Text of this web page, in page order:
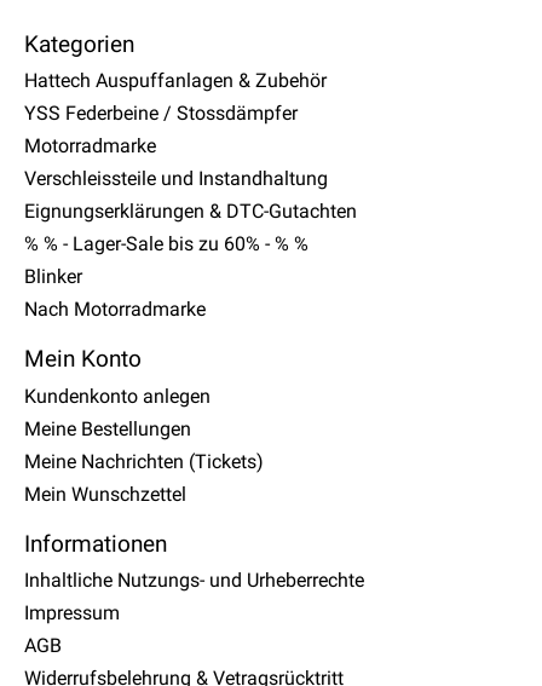
Kategorien
Hattech Auspuffanlagen & Zubehör
YSS Federbeine / Stossdämpfer
Motorradmarke
Verschleissteile und Instandhaltung
Eignungserklärungen & DTC-Gutachten
% % - Lager-Sale bis zu 60% - % %
Blinker
Nach Motorradmarke
Mein Konto
Kundenkonto anlegen
Meine Bestellungen
Meine Nachrichten (Tickets)
Mein Wunschzettel
Informationen
Inhaltliche Nutzungs- und Urheberrechte
Impressum
AGB
Widerrufsbelehrung & Vetragsrücktritt